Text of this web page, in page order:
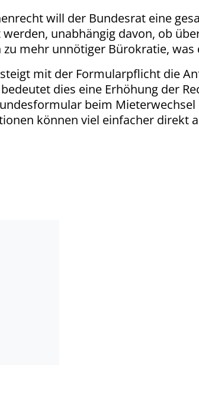
will der Bundesrat eine
unabhängig davon, ob
mehr unnötiger Bürokratie, was
mit der Formularpflicht die
dies eine Erhöhung der
beim
können viel einfacher direkt